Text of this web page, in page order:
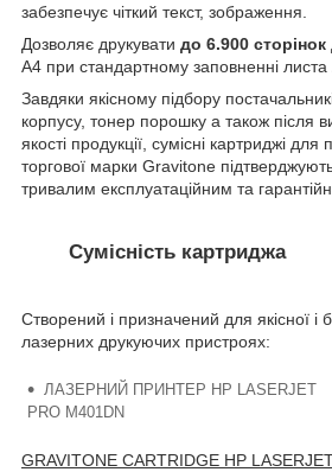
забезпечує чіткий текст, зображення.
Дозволяє друкувати до 6.900 сторінок
А4 при стандартному заповненні листа
Завдяки якісному підбору
корпусу, тонер порошку а також після
якості продукції, сумісні картриджі для
торгової марки Gravitone
тривалим експлуатаційним та
Сумісність картриджа
Створений і призначений для якісної і
лазерних друкуючих пристроях:
ЛАЗЕРНИЙ ПРИНТЕР HP LASERJET
PRO M401DN
GRAVITONE CARTRIDGE HP